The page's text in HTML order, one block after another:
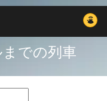
での列車